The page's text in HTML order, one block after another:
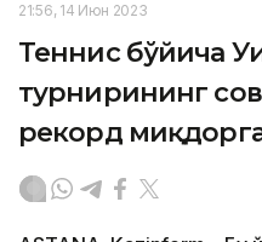
21:56, 14 Июн 2023
Теннис бўйича
турнирининг
рекорд